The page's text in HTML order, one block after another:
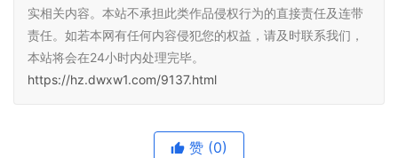
实相关内容。本站不承担此类作品侵权行为的直接责任及连带
责任。如若本网有任何内容侵犯您的权益，请及时联系我们，
本站将会在24小时内处理完毕。
https://hz.dwxw1.com/9137.html
赞 (0)